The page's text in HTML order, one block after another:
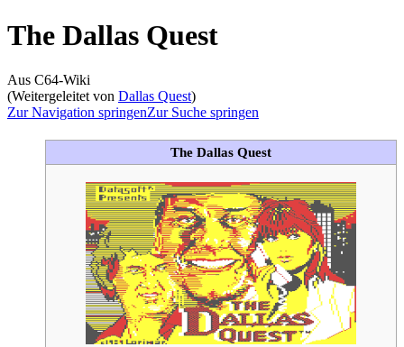
The Dallas Quest
Aus C64-Wiki
(Weitergeleitet von Dallas Quest)
Zur Navigation springenZur Suche springen
The Dallas Quest